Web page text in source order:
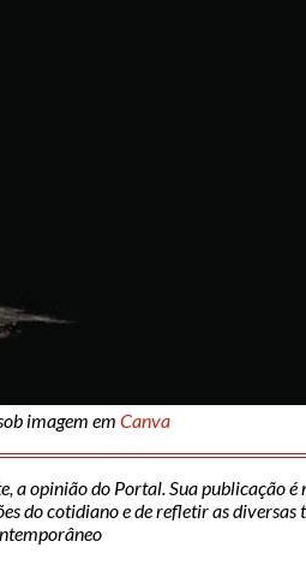
imagem em Canva
a opinião do Portal. Sua publicação é
do cotidiano e de refletir as diversas